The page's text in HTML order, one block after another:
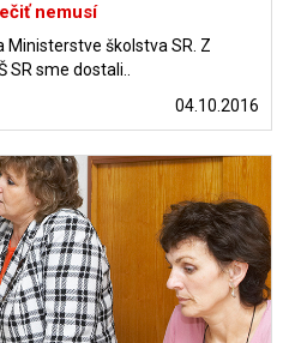
nemusí
školstva SR. Z
sme dostali..
04.10.2016